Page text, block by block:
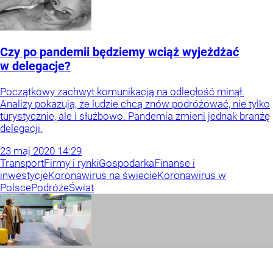
Czy po pandemii będziemy wciąż wyjeżdżać
w delegacje?
Początkowy zachwyt komunikacją na odległość minął.
Analizy pokazują, że ludzie chcą znów podróżować, nie tylko
turystycznie, ale i służbowo. Pandemia zmieni jednak branżę
delegacji.
23 maj 2020 14:29
TransportFirmy i rynkiGospodarkaFinanse i
inwestycjeKoronawirus na świecieKoronawirus w
PolscePodróżeŚwiat